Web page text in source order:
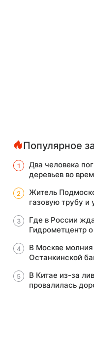
Популярное
Два человека
деревьев во
Житель
газовую трубу и
Где в России
Гидрометцентр
В Москве
Останкинской
В Китае из-за
провалилась